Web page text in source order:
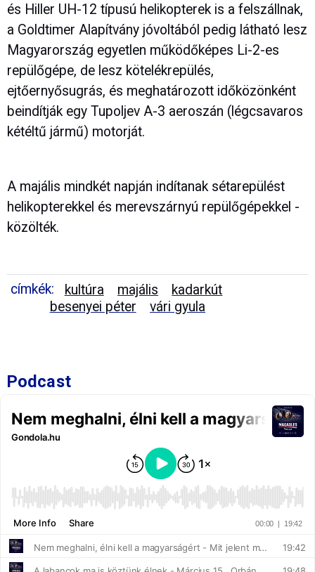
és Hiller UH-12 típusú helikopterek is a felszállnak,
a Goldtimer Alapítvány jóvoltából pedig látható lesz
Magyarország egyetlen működőképes Li-2-es
repülőgépe, de lesz kötelékrepülés,
ejtőernyősugrás, és meghatározott időközönként
beindítják egy Tupoljev A-3 aeroszán (légcsavaros
kétéltű jármű) motorját.
A majális mindkét napján indítanak sétarepülést
helikopterekkel és merevszárnyú repülőgépekkel -
közölték.
címkék: kultúra majális
kadarkút
besenyei péter
vári gyula
Podcast